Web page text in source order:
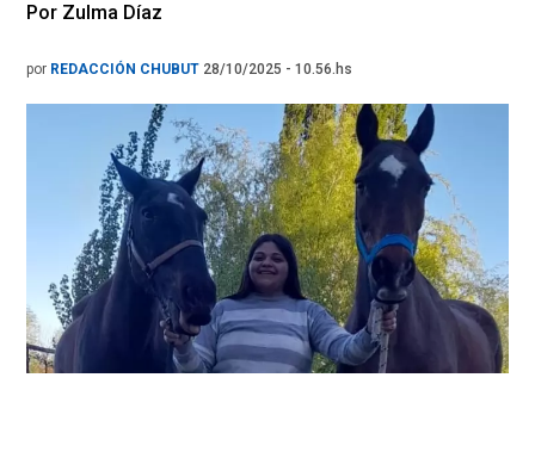
Por Zulma Díaz
por REDACCIÓN CHUBUT 28/10/2025 - 10.56.hs